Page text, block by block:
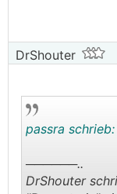
DrShouter
passra schrieb:
──────..
DrShouter